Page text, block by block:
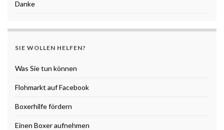
Danke
SIE WOLLEN HELFEN?
Was Sie tun können
Flohmarkt auf Facebook
Boxerhilfe fördern
Einen Boxer aufnehmen